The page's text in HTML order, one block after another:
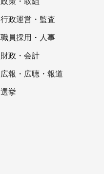
行政運営・監査
職員採用・人事
財政・会計
広報・広聴・報道
選挙